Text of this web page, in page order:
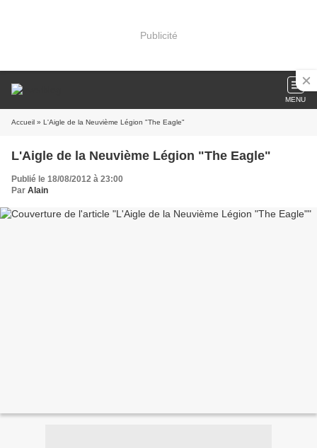
Publicité
MENU
Accueil » L'Aigle de la Neuvième Légion "The Eagle"
L'Aigle de la Neuvième Légion "The Eagle"
Publié le 18/08/2012 à 23:00
Par Alain